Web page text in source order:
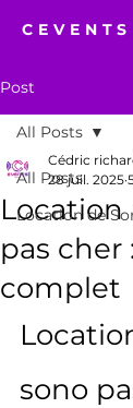
CEVENTS
Post
All Posts
Location de
All Posts
pas cher
complet
Cédric
28 juil. 2025
sono